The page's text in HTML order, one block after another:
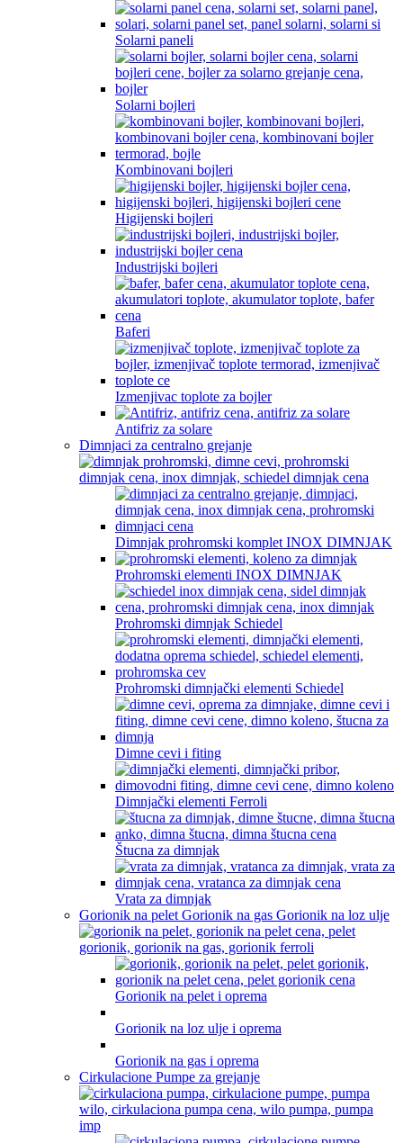
Solarni paneli
Solarni bojleri
Kombinovani bojleri
Higijenski bojleri
Industrijski bojleri
Baferi
Izmenjivac toplote za bojler
Antifriz za solare
Dimnjaci za centralno grejanje
Dimnjak prohromski komplet INOX DIMNJAK
Prohromski elementi INOX DIMNJAK
Prohromski dimnjak Schiedel
Prohromski dimnjački elementi Schiedel
Dimne cevi i fiting
Dimnjački elementi Ferroli
Štucna za dimnjak
Vrata za dimnjak
Gorionik na pelet Gorionik na gas Gorionik na loz ulje
Gorionik na pelet i oprema
Gorionik na loz ulje i oprema
Gorionik na gas i oprema
Cirkulacione Pumpe za grejanje